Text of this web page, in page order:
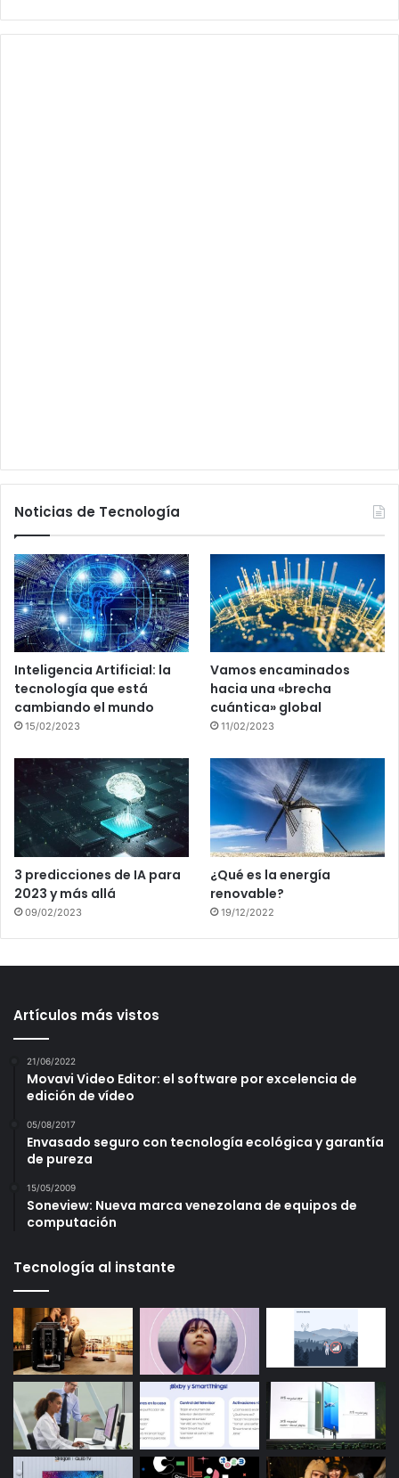
Noticias de Tecnología
Inteligencia Artificial: la
tecnología que está
cambiando el mundo
15/02/2023
Vamos encaminados
hacia una «brecha
cuántica» global
11/02/2023
3 predicciones de IA para
2023 y más allá
09/02/2023
¿Qué es la energía
renovable?
19/12/2022
Artículos más vistos
21/06/2022
Movavi Video Editor: el software por excelencia de
edición de vídeo
05/08/2017
Envasado seguro con tecnología ecológica y garantía
de pureza
15/05/2009
Soneview: Nueva marca venezolana de equipos de
computación
Tecnología al instante